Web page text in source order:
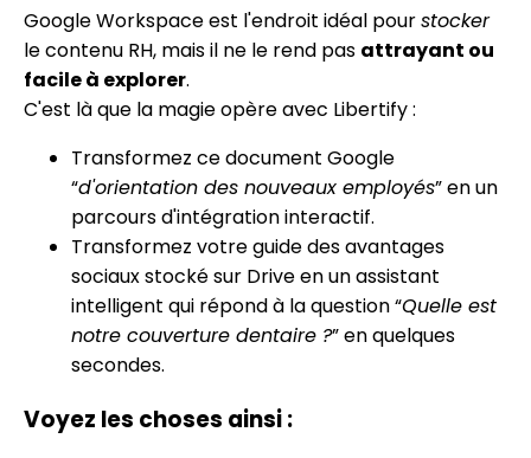
Google Workspace est l'endroit idéal pourstocker
le contenu RH, mais il ne le rend pas attrayant ou
facile à explorer.
C'est là que la magie opère avec Libertify :
Transformez ce document Google
“d'orientation des nouveaux employés” en un
parcours d'intégration interactif.
Transformez votre guide des avantages
sociaux stocké sur Drive en un assistant
intelligent qui répond à la question “Quelle est
notre couverture dentaire ?” en quelques
secondes.
Voyez les choses ainsi :